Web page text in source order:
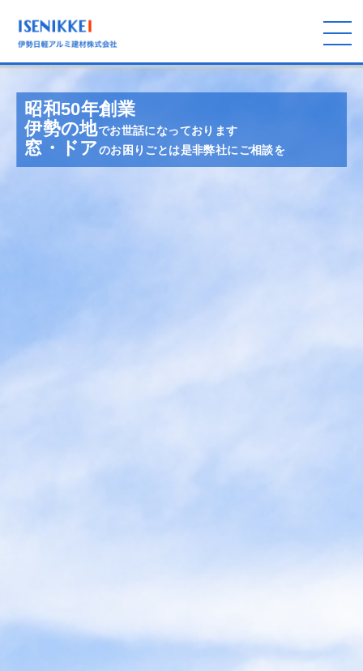
昭和50年創業
伊勢の地でお世話になっております
窓・ドアのお困りごとは是非弊社にご相談を